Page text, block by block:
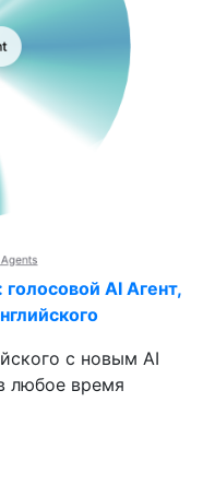
AI Агент,
с новым AI
любое время